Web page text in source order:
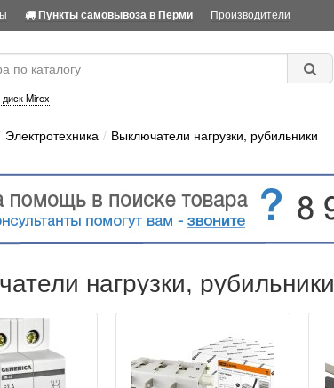
Пункты самовывоза в Перми Производители
Mirex
Электротехника Выключатели нагрузки, рубильники
нагрузки, рубильники